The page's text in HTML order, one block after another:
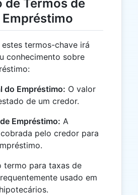
de Termos de
Empréstimo
termos-chave irá
conhecimento sobre
do Empréstimo: O valor
de um credor.
Empréstimo: A
pelo credor para
termo para taxas de
usado em